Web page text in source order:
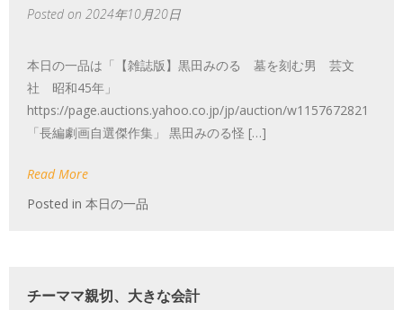
Posted on 2024年10月20日
本日の一品は「【雑誌版】黒田みのる 墓を刻む男 芸文
社 昭和45年」
https://page.auctions.yahoo.co.jp/jp/auction/w1157672821
「長編劇画自選傑作集」 黒田みのる怪 […]
Read More
Posted in 本日の一品
チーママ親切、大きな会計